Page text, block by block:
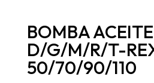
BOMBA
D/G/M/R/T-
50/70/90/110